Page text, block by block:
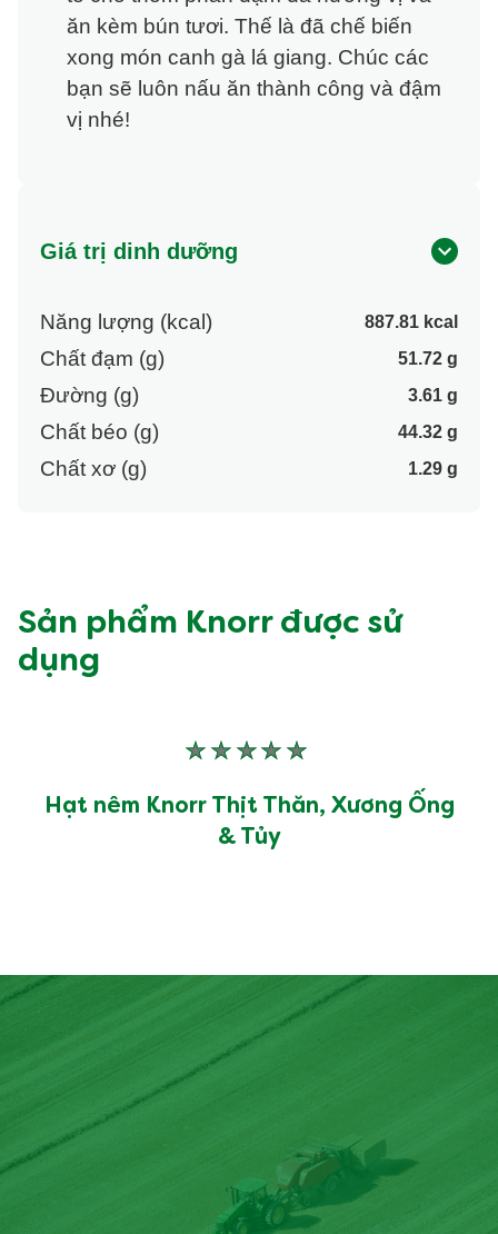
ăn kèm bún tươi. Thế là đã chế biến
xong món canh gà lá giang. Chúc các
bạn sẽ luôn nấu ăn thành công và đậm
vị nhé!
Giá trị dinh dưỡng
Năng lượng (kcal) 887.81 kcal
Chất đạm (g) 51.72 g
Đường (g) 3.61 g
Chất béo (g) 44.32 g
Chất xơ (g) 1.29 g
Sản phẩm Knorr được sử
dụng
Hạt nêm Knorr Thịt Thăn, Xương Ống
Không
cho
product